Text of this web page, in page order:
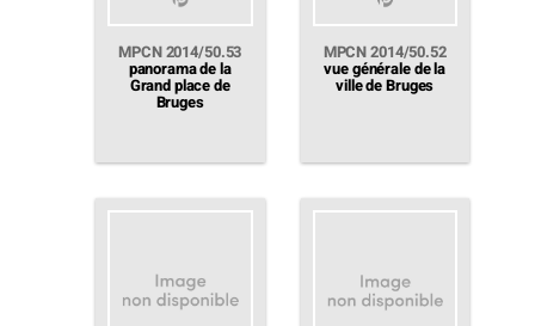
MPCN 2014/50.53
panorama de la
Grand place de
Bruges
MPCN 2014/50.52
vue générale de la
ville de Bruges